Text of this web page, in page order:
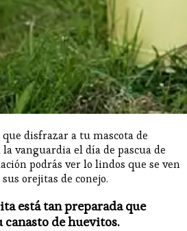
disfrazar a tu mascota de
vanguardia el día de pascua de
podrás ver lo lindos que se ven
orejitas de conejo.
está tan preparada que
de huevitos.